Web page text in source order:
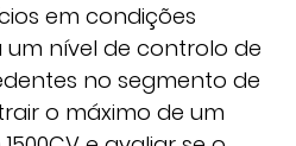
em condições
nível de controlo de
no segmento de
o máximo de um